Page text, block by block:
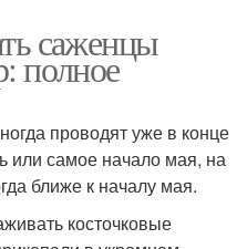
саженцы
полное
проводят уже в конце
или самое начало мая, на
ближе к началу мая.
косточковые